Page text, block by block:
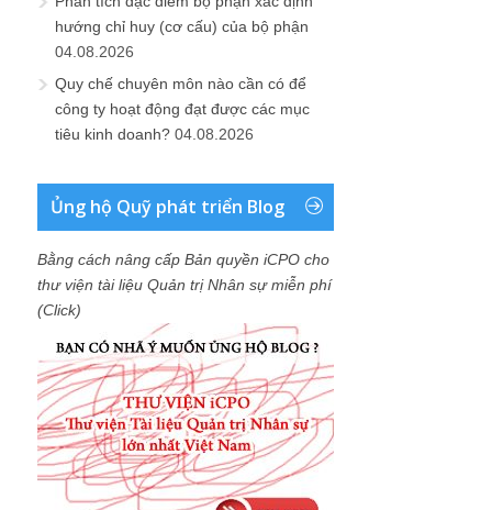
hướng chỉ huy (cơ cấu) của bộ phận
04.08.2026
Quy chế chuyên môn nào cần có để
công ty hoạt động đạt được các mục
tiêu kinh doanh? 04.08.2026
Ủng hộ Quỹ phát triển Blog
Bằng cách nâng cấp Bản quyền iCPO cho
thư viện tài liệu Quản trị Nhân sự miễn phí
(Click)